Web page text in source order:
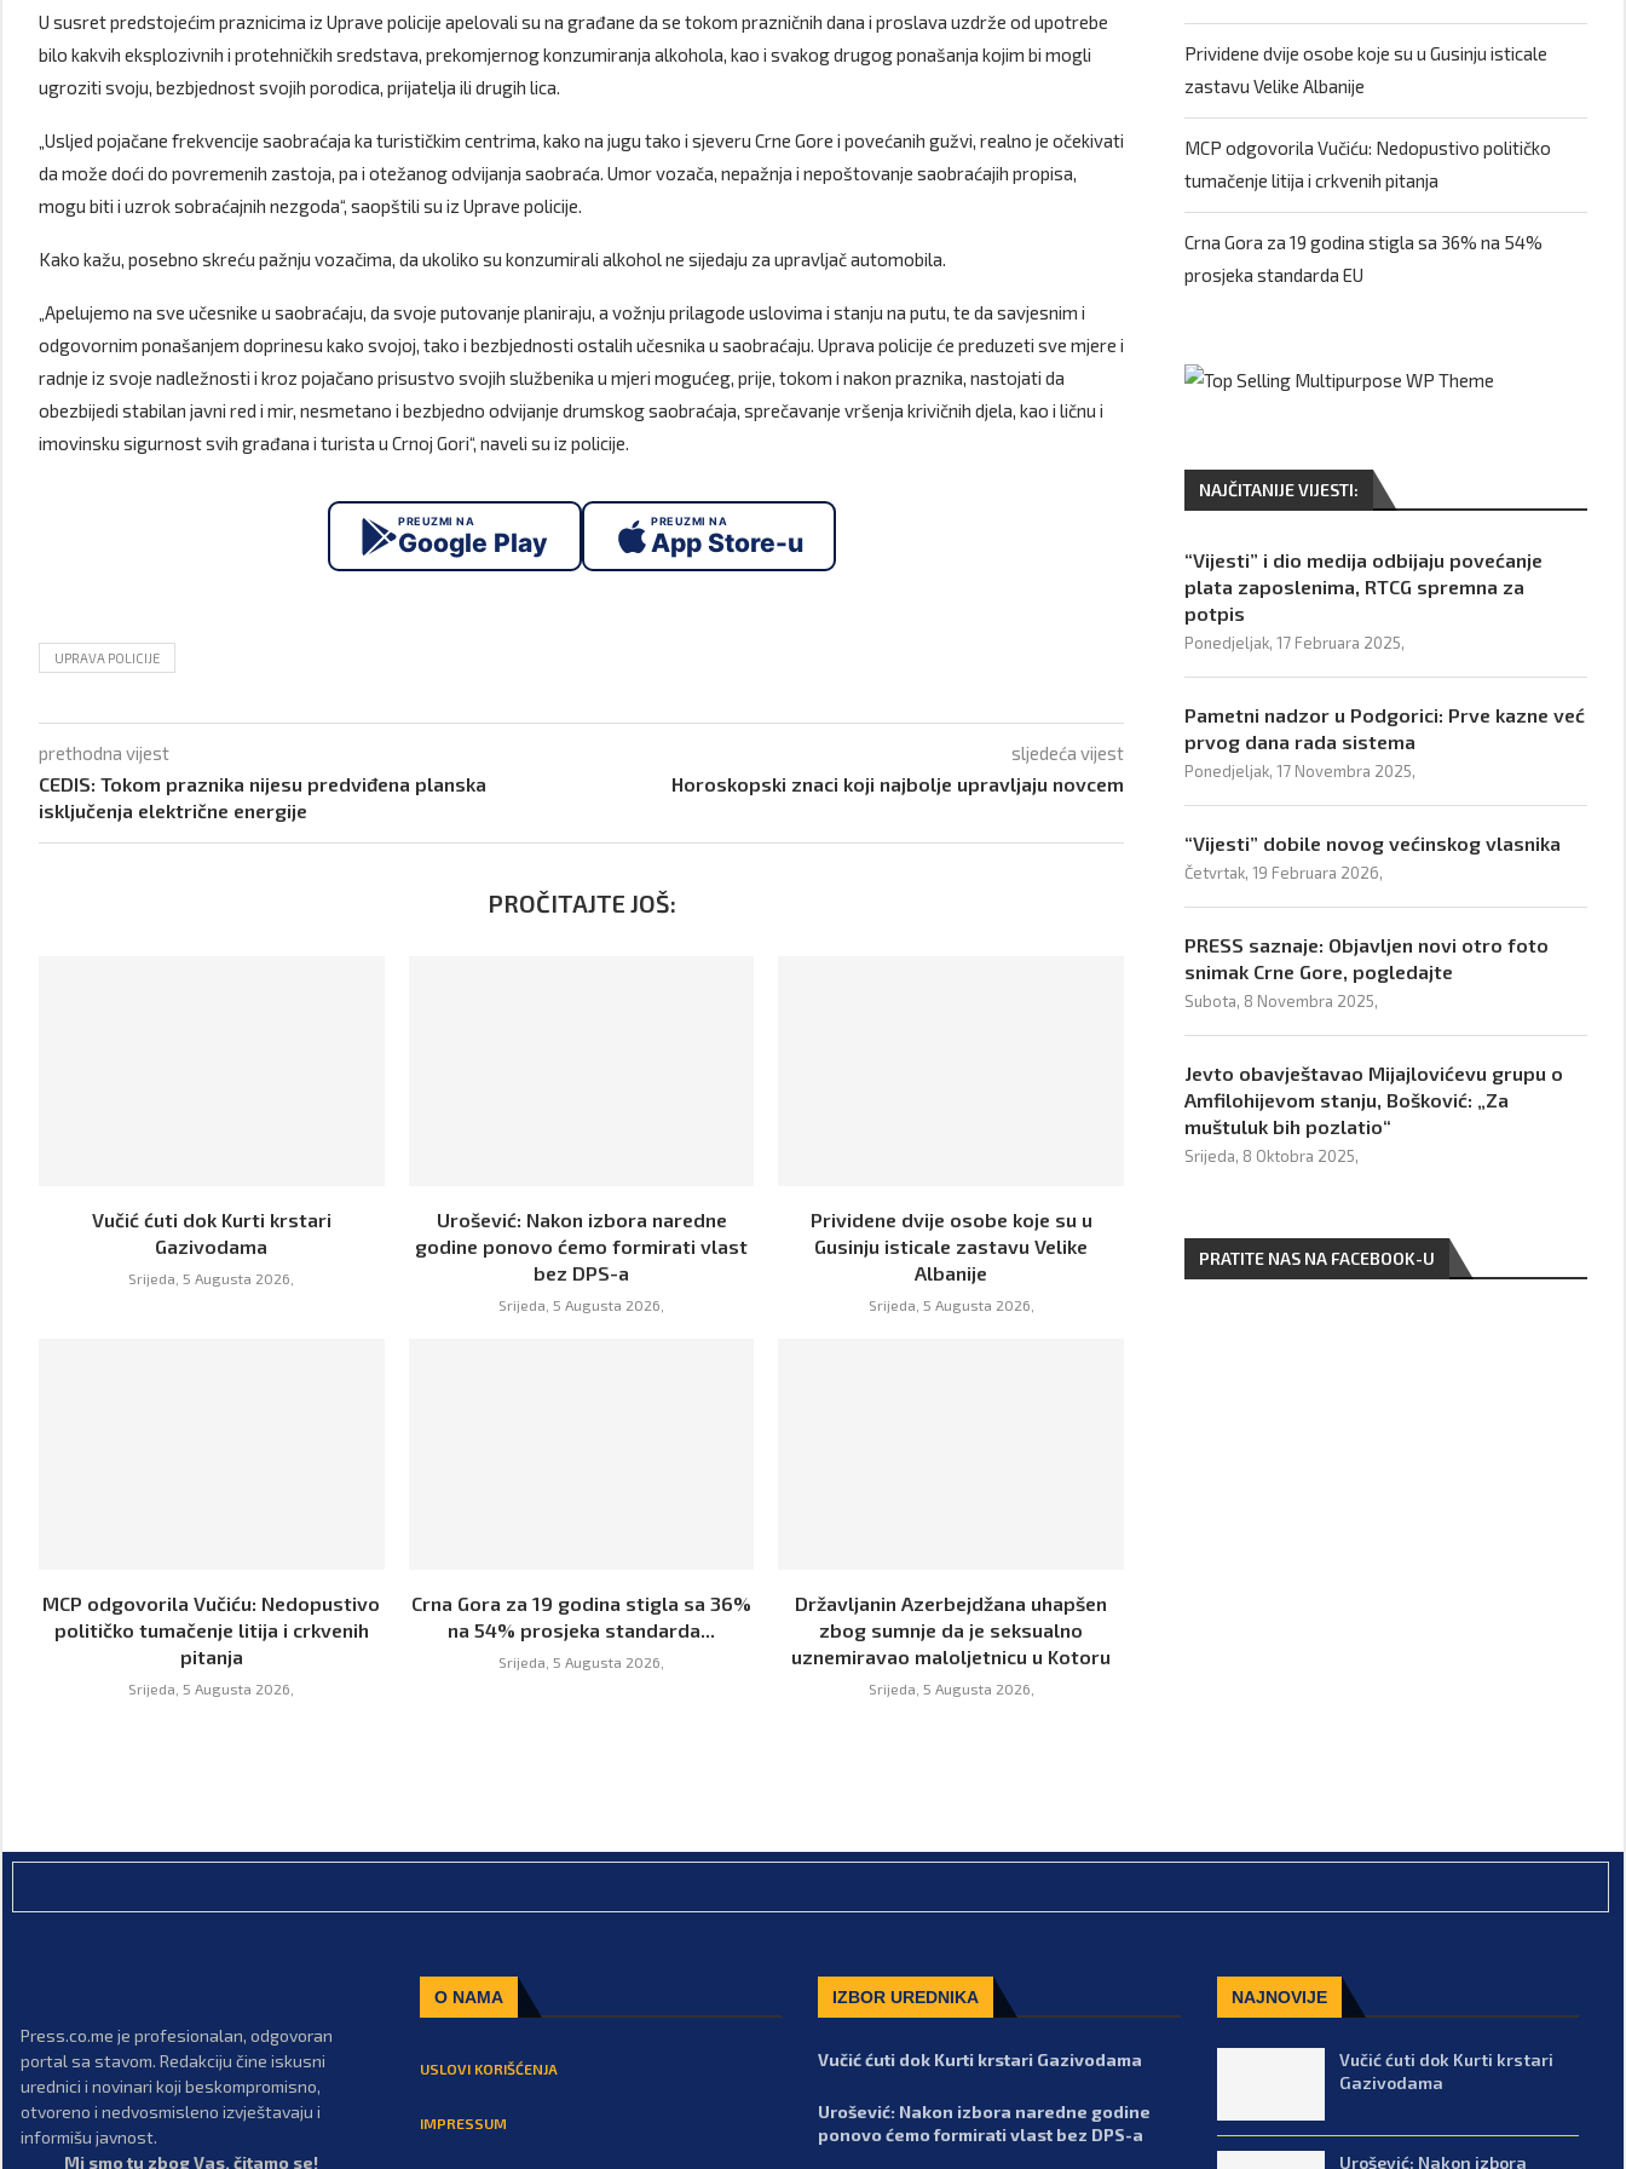
U susret predstojećim praznicima iz Uprave policije apelovali su na građane da se tokom prazničnih dana i proslava uzdrže od upotrebe
bilo kakvih eksplozivnih i protehničkih sredstava, prekomjernog konzumiranja alkohola, kao i svakog drugog ponašanja kojim bi mogli
ugroziti svoju, bezbjednost svojih porodica, prijatelja ili drugih lica.
„Usljed pojačane frekvencije saobraćaja ka turističkim centrima, kako na jugu tako i sjeveru Crne Gore i povećanih gužvi, realno je očekivati
da može doći do povremenih zastoja, pa i otežanog odvijanja saobraća. Umor vozača, nepažnja i nepoštovanje saobraćajih propisa,
mogu biti i uzrok sobraćajnih nezgoda“, saopštili su iz Uprave policije.
Kako kažu, posebno skreću pažnju vozačima, da ukoliko su konzumirali alkohol ne sijedaju za upravljač automobila.
„Apelujemo na sve učesnike u saobraćaju, da svoje putovanje planiraju, a vožnju prilagode uslovima i stanju na putu, te da savjesnim i
odgovornim ponašanjem doprinesu kako svojoj, tako i bezbjednosti ostalih učesnika u saobraćaju. Uprava policije će preduzeti sve mjere i
radnje iz svoje nadležnosti i kroz pojačano prisustvo svojih službenika u mjeri mogućeg, prije, tokom i nakon praznika, nastojati da
obezbijedi stabilan javni red i mir, nesmetano i bezbjedno odvijanje drumskog saobraćaja, sprečavanje vršenja krivičnih djela, kao i ličnu i
imovinsku sigurnost svih građana i turista u Crnoj Gori“, naveli su iz policije.
PREUZMI NA
Google Play
PREUZMI NA
App Store-u
UPRAVA POLICIJE
prethodna vijest
CEDIS: Tokom praznika nijesu predviđena planska
isključenja električne energije
sljedeća vijest
Horoskopski znaci koji najbolje upravljaju novcem
PROČITAJTE JOŠ:
Vučić ćuti dok Kurti krstari
Gazivodama
Srijeda, 5 Augusta 2026,
Urošević: Nakon izbora naredne
godine ponovo ćemo formirati vlast
bez DPS-a
Srijeda, 5 Augusta 2026,
Prividene dvije osobe koje su u
Gusinju isticale zastavu Velike
Albanije
Srijeda, 5 Augusta 2026,
MCP odgovorila Vučiću: Nedopustivo
političko tumačenje litija i crkvenih
pitanja
Srijeda, 5 Augusta 2026,
Crna Gora za 19 godina stigla sa 36%
na 54% prosjeka standarda...
Srijeda, 5 Augusta 2026,
Državljanin Azerbejdžana uhapšen
zbog sumnje da je seksualno
uznemiravao maloljetnicu u Kotoru
Srijeda, 5 Augusta 2026,
Prividene dvije osobe koje su u Gusinju isticale
zastavu Velike Albanije
MCP odgovorila Vučiću: Nedopustivo političko
tumačenje litija i crkvenih pitanja
Crna Gora za 19 godina stigla sa 36% na 54%
prosjeka standarda EU
NAJČITANIJE VIJESTI:
“Vijesti” i dio medija odbijaju povećanje
plata zaposlenima, RTCG spremna za
potpis
Ponedjeljak, 17 Februara 2025,
Pametni nadzor u Podgorici: Prve kazne već
prvog dana rada sistema
Ponedjeljak, 17 Novembra 2025,
“Vijesti” dobile novog većinskog vlasnika
Četvrtak, 19 Februara 2026,
PRESS saznaje: Objavljen novi otro foto
snimak Crne Gore, pogledajte
Subota, 8 Novembra 2025,
Jevto obavještavao Mijajlovićevu grupu o
Amfilohijevom stanju, Bošković: „Za
muštuluk bih pozlatio“
Srijeda, 8 Oktobra 2025,
PRATITE NAS NA FACEBOOK-U
Press.co.me je profesionalan, odgovoran
portal sa stavom. Redakciju čine iskusni
urednici i novinari koji beskompromisno,
otvoreno i nedvosmisleno izvještavaju i
informišu javnost.
Mi smo tu zbog Vas, čitamo se!
O NAMA
USLOVI KORIŠĆENJA
IMPRESSUM
IZBOR UREDNIKA
Vučić ćuti dok Kurti krstari Gazivodama
Urošević: Nakon izbora naredne godine
ponovo ćemo formirati vlast bez DPS-a
NAJNOVIJE
Vučić ćuti dok Kurti krstari
Gazivodama
Urošević: Nakon izbora